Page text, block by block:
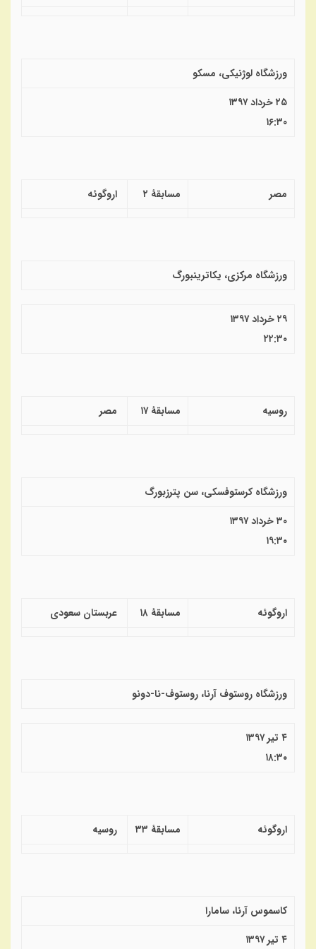
ورزشگاه لوژنیکی، مسکو
۲۵ خرداد ۱۳۹۷
۱۶:۳۰
مصر مسابقهٔ ۲ اروگوئه
ورزشگاه مرکزی، یکاترینبورگ
۲۹ خرداد ۱۳۹۷
۲۲:۳۰
روسیه مسابقهٔ ۱۷ مصر
ورزشگاه کرستوفسکی، سن پترزبورگ
۳۰ خرداد ۱۳۹۷
۱۹:۳۰
اروگوئه مسابقهٔ ۱۸ عربستان سعودی
ورزشگاه روستوف آرنا، روستوف-نا-دونو
۴ تیر ۱۳۹۷
۱۸:۳۰
اروگوئه مسابقهٔ ۳۳ روسیه
کاسموس آرنا، سامارا
۴ تیر ۱۳۹۷